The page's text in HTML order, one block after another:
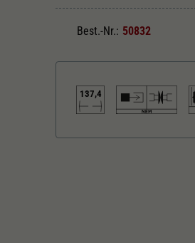
Best.-Nr.: 50832
137,4